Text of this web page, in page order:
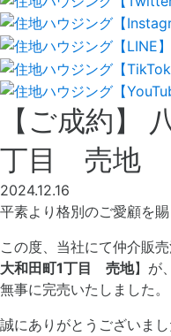
【ご成約】
丁目 売地
2024.12.16
平素より格別のご愛顧を
この度、当社にて仲介販
大和田町1丁目 売地】が
無事に完売いたしました。
誠にありがとうございまし